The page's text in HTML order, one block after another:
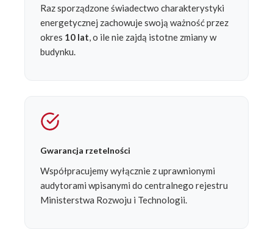
Raz sporządzone świadectwo charakterystyki
energetycznej zachowuje swoją ważność przez
okres 10 lat, o ile nie zajdą istotne zmiany w
budynku.
Gwarancja rzetelności
Współpracujemy wyłącznie z uprawnionymi
audytorami wpisanymi do centralnego rejestru
Ministerstwa Rozwoju i Technologii.